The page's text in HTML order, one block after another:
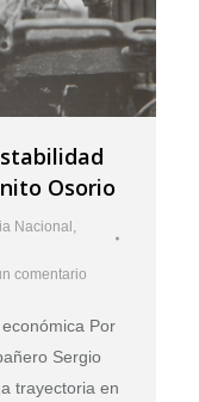
Osorio
Nacional ,
comentario
Por
Sergio
trayectoria en